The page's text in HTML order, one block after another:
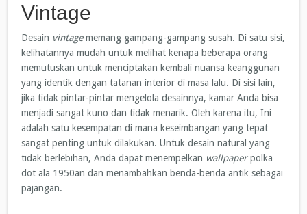
Vintage
Desain vintagememang gampang-gampang susah. Di satu sisi,
kelihatannya mudah untuk melihat kenapa beberapa orang
memutuskan untuk menciptakan kembali nuansa keanggunan
yang identik dengan tatanan interior di masa lalu. Di sisi lain,
jika tidak pintar-pintar mengelola desainnya, kamar Anda bisa
menjadi sangat kuno dan tidak menarik. Oleh karena itu, Ini
adalah satu kesempatan di mana keseimbangan yang tepat
sangat penting untuk dilakukan. Untuk desain natural yang
tidak berlebihan, Anda dapat menempelkan wallpaperpolka
dot ala 1950an dan menambahkan benda-benda antik sebagai
pajangan.